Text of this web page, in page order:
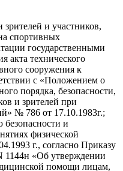
зрителей и участников,
спортивных
государственными
акта технического
сооружения к
с «Положением о
порядка, безопасности,
и зрителей при
№ 786 от 17.10.1983г.;
и
физической
г., согласно Приказу
1144н «Об утверждении
помощи лицам,